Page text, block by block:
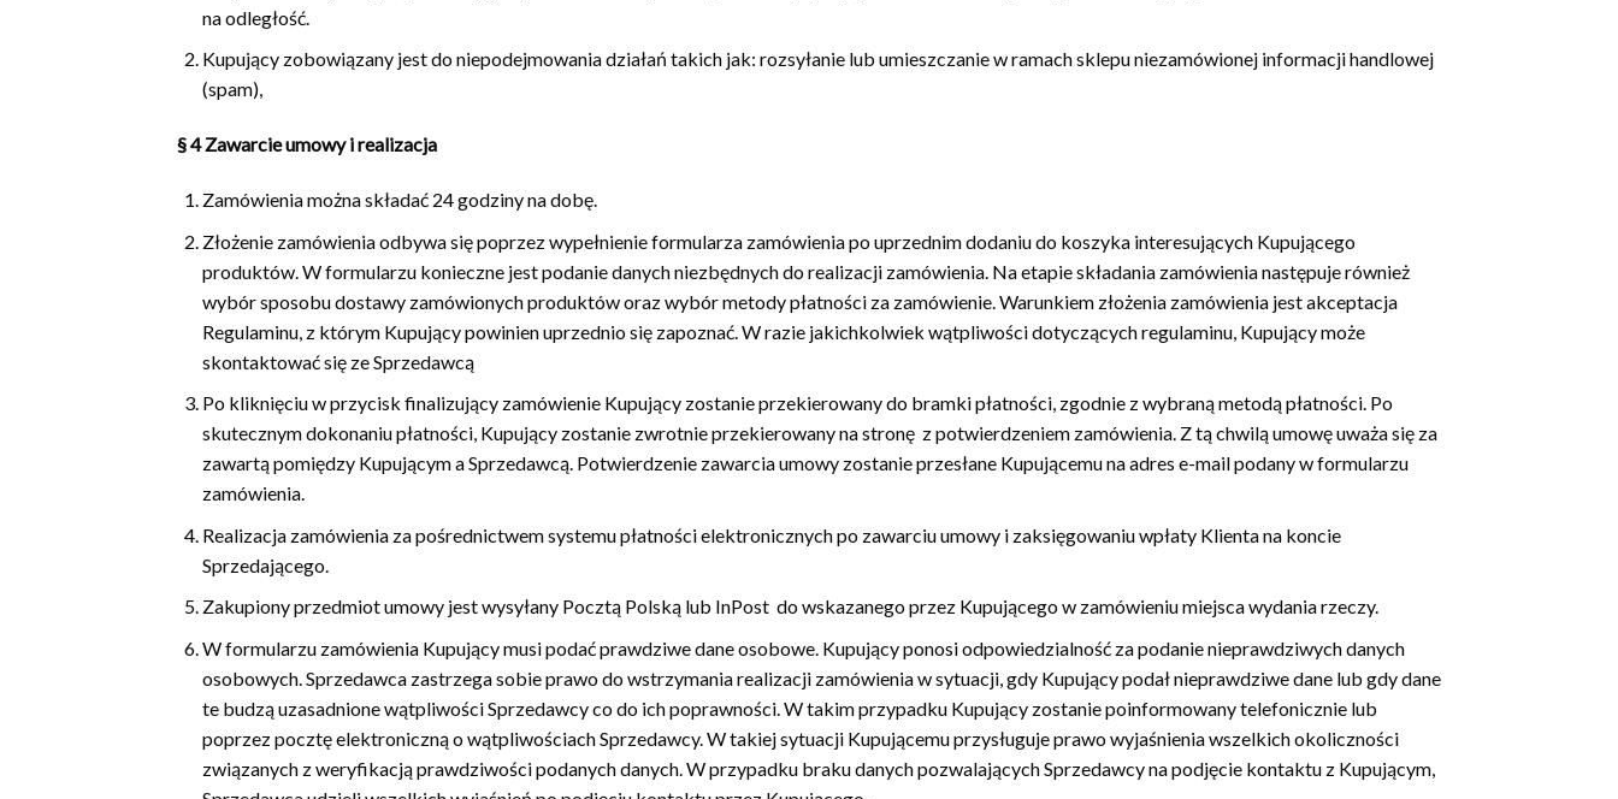
na odległość.
Kupujący zobowiązany jest do niepodejmowania działań takich jak: rozsyłanie lub umieszczanie w ramach sklepu niezamówionej informacji handlowej
(spam),
§ 4 Zawarcie umowy i realizacja
Zamówienia można składać 24 godziny na dobę.
Złożenie zamówienia odbywa się poprzez wypełnienie formularza zamówienia po uprzednim dodaniu do koszyka interesujących Kupującego
produktów. W formularzu konieczne jest podanie danych niezbędnych do realizacji zamówienia. Na etapie składania zamówienia następuje również
wybór sposobu dostawy zamówionych produktów oraz wybór metody płatności za zamówienie. Warunkiem złożenia zamówienia jest akceptacja
Regulaminu, z którym Kupujący powinien uprzednio się zapoznać. W razie jakichkolwiek wątpliwości dotyczących regulaminu, Kupujący może
skontaktować się ze Sprzedawcą
Po kliknięciu w przycisk finalizujący zamówienie Kupujący zostanie przekierowany do bramki płatności, zgodnie z wybraną metodą płatności. Po
skutecznym dokonaniu płatności, Kupujący zostanie zwrotnie przekierowany na stronę z potwierdzeniem zamówienia. Z tą chwilą umowę uważa się za
zawartą pomiędzy Kupującym a Sprzedawcą. Potwierdzenie zawarcia umowy zostanie przesłane Kupującemu na adres e-mail podany w formularzu
zamówienia.
Realizacja zamówienia za pośrednictwem systemu płatności elektronicznych po zawarciu umowy i zaksięgowaniu wpłaty Klienta na koncie
Sprzedającego.
Zakupiony przedmiot umowy jest wysyłany Pocztą Polską lub InPost do wskazanego przez Kupującego w zamówieniu miejsca wydania rzeczy.
W formularzu zamówienia Kupujący musi podać prawdziwe dane osobowe. Kupujący ponosi odpowiedzialność za podanie nieprawdziwych danych
osobowych. Sprzedawca zastrzega sobie prawo do wstrzymania realizacji zamówienia w sytuacji, gdy Kupujący podał nieprawdziwe dane lub gdy dane
te budzą uzasadnione wątpliwości Sprzedawcy co do ich poprawności. W takim przypadku Kupujący zostanie poinformowany telefonicznie lub
poprzez pocztę elektroniczną o wątpliwościach Sprzedawcy. W takiej sytuacji Kupującemu przysługuje prawo wyjaśnienia wszelkich okoliczności
związanych z weryfikacją prawdziwości podanych danych. W przypadku braku danych pozwalających Sprzedawcy na podjęcie kontaktu z Kupującym,